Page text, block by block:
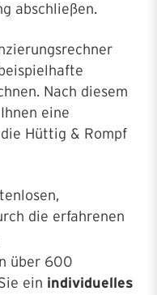
abschließen.
Nach diesem
eine
Hüttig & Rompf
die erfahrenen
über 600
ein individuelles